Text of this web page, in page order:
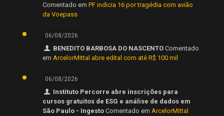
Comentado em PF indicia 16 por tragédia com avião
da Voepass
06/08/2026
BENEDITO BARBOSA DO NASCENTO Comentado
em ArcelorMittal abre edital com até R$ 100 mil
06/08/2026
Instituto Percorre abre inscrições para
cursos gratuitos de ESG e análise de dados em
São Paulo - Ingesto Comentado em ArcelorMittal